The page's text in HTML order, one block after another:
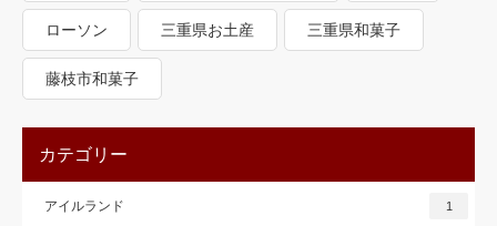
ローソン 三重県お土産 三重県和菓子
藤枝市和菓子
カテゴリー
アイルランド 1